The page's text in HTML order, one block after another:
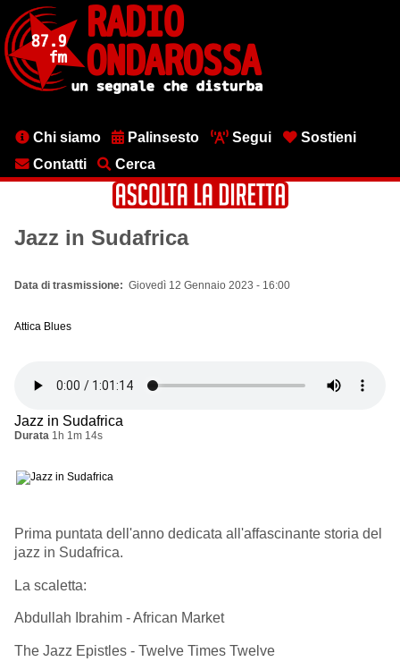
contenuto
principale
MenuChi siamo Palinsesto Segui
Sostieni
Contatti
Cerca
Jazz in Sudafrica
Data di trasmissione Giovedì 12 Gennaio 2023 - 16:00
Attica Blues
Jazz in Sudafrica
Durata 1h 1m 14s
Prima puntata dell'anno dedicata all'affascinante storia del
jazz in Sudafrica.
La scaletta:
Abdullah Ibrahim - African Market
The Jazz Epistles - Twelve Times Twelve